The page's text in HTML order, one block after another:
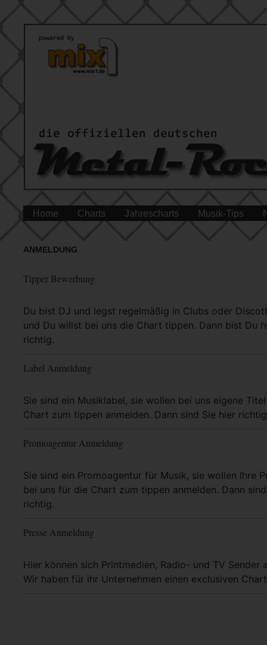
Home Charts Jahrescharts Musik-Tips
ANMELDUNG
Tipper Bewerbung
Du bist DJ und legst regelmäßig in Clubs oder
und Du willst bei uns die Chart tippen. Dann bist Du
richtig.
Mehr Info
Label Anmeldung
Sie sind ein Musiklabel, sie wollen bei uns eigene
Chart zum tippen anmelden. Dann sind Sie hier
Mehr Info
Promoagentur Anmeldung
Sie sind ein Promoagentur für Musik, sie wollen Ihre
bei uns für die Chart zum tippen anmelden. Dann
richtig.
Mehr Info
Presse Anmeldung
Hier können sich Printmedien, Radio- und TV Sender
Wir haben für ihr Unternehmen einen exclusiven
Mehr Info